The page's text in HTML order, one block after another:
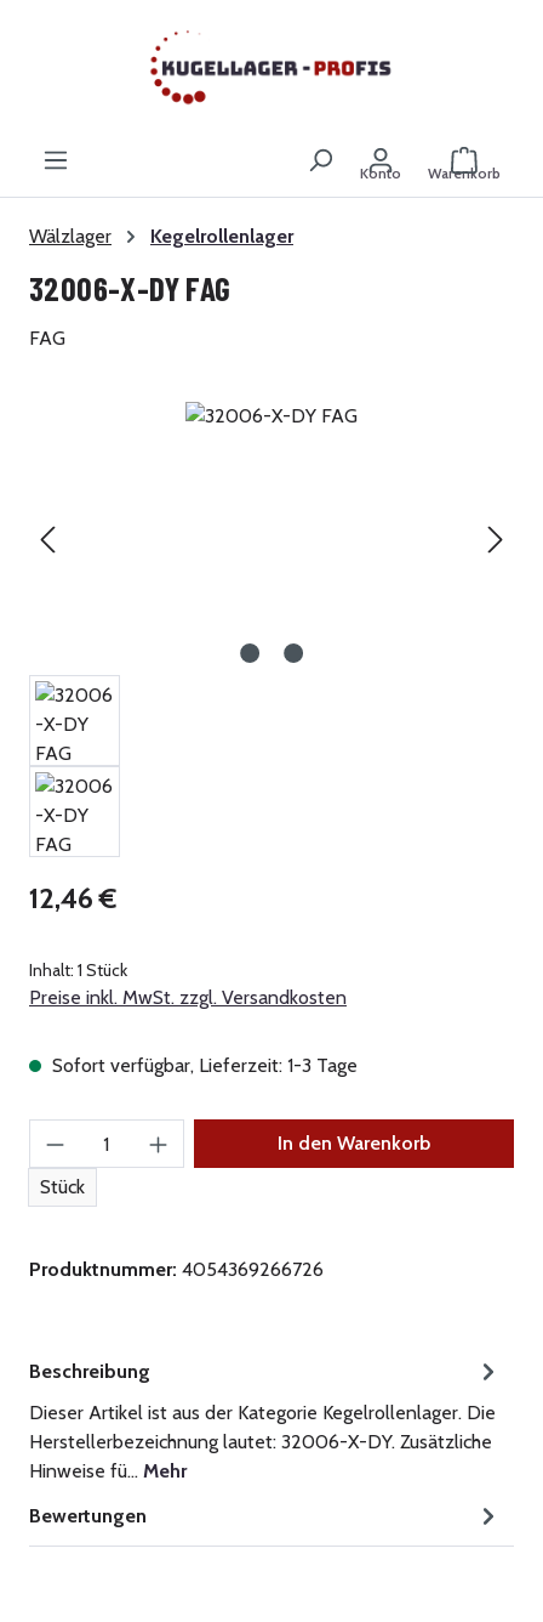
Zum Hauptinhalt springen
Konto Warenkorb
Wälzlager Kegelrollenlager
32006-X-DY FAG
FAG
Bildergalerie überspringen
Regulärer Preis:
12,46 €
Inhalt: 1 Stück
Preise inkl. MwSt. zzgl. Versandkosten
Sofort verfügbar, Lieferzeit: 1-3 Tage
Produkt Anzahl: Gib den gewünschten Wert
Stück
In den Warenkorb
Produktnummer: 4054369266726
Beschreibung
Dieser Artikel ist aus der Kategorie Kegelrollenlager. Die
Herstellerbezeichnung lautet: 32006-X-DY. Zusätzliche
Hinweise fü… Mehr
Bewertungen